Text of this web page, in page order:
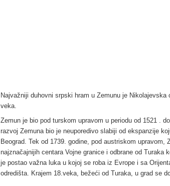
Najvažniji duhovni srpski hram u Zemunu je
veka.
Zemun je bio pod turskom upravom u periodu od 1521 .
razvoj Zemuna bio je neuporedivo slabiji od ekspanzije
Beograd. Tek od 1739. godine, pod austriskom upravom,
najznačajnijih centara Vojne granice i odbrane od Turaka
je postao važna luka u kojoj se roba iz Evrope i sa
odredišta. Krajem 18.veka, bežeći od Turaka, u grad se